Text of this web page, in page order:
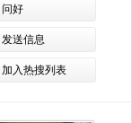
问好
发送信息
加入热搜列表